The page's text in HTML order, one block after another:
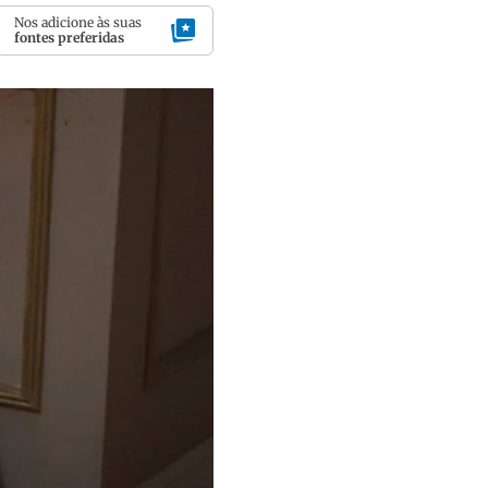
Nos adicione às suas
fontes preferidas